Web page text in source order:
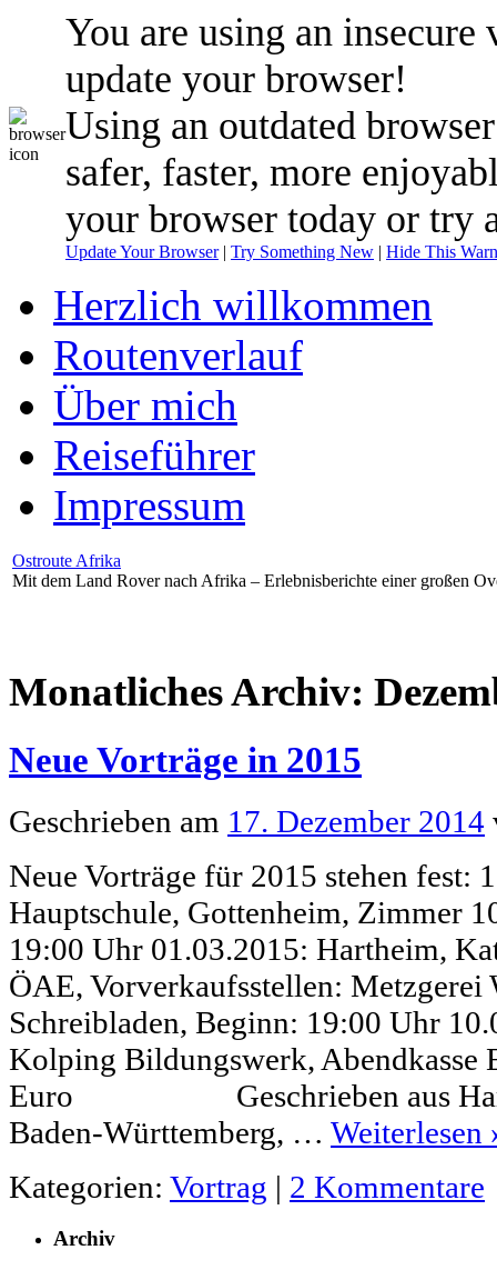
You are using an
update your browser!
Using an outdated
safer, faster, more
your browser today or try
Update Your Browser| Try Something New | Hide This
Herzlich willkommen
Routenverlauf
Über mich
Reiseführer
Impressum
Ostroute Afrika
Mit dem Land Rover nach Afrika – Erlebnisberichte einer großen
Monatliches Archiv:
Neue Vorträge in 2015
Geschrieben am 17. Dezember 2014
Neue Vorträge für 2015 stehen fest:
Hauptschule, Gottenheim, Zimmer
19:00 Uhr 01.03.2015: Hartheim,
ÖAE, Vorverkaufsstellen: Metzgerei
Schreibladen, Beginn: 19:00 Uhr
Kolping Bildungswerk, Abendkasse
Euro Geschrieben aus
Baden-Württemberg, … Weiterlesen
Kategorien: Vortrag | 2 Kommentare
Archiv